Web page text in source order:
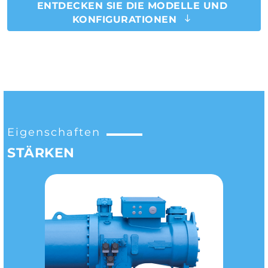
ENTDECKEN SIE DIE MODELLE UND
KONFIGURATIONEN
Eigenschaften
STÄRKEN